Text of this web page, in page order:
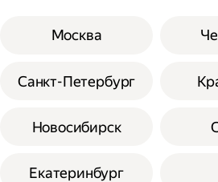
Москва
Санкт-Петербург
Новосибирск
Екатеринбург